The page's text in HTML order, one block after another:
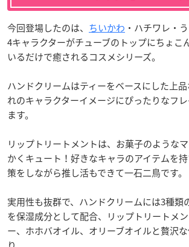
今回登場したのは、 ちいかわ ・ハチワレ・
4キャラクターがチューブのトップにちょこ
いるだけで癒されるコスメシリーズ。
ハンドクリームはティーをベースにした上
れのキャラクターイメージにぴったりなフ
ます。
リップトリートメントは、お菓子のような
かくキュート！好きなキャラのアイテムを
策をしながら推し活もできて一石二鳥です。
実用性も抜群で、ハンドクリームには3種類
を保湿成分として配合、リップトリートメ
ー、ホホバオイル、オリーブオイルと贅沢